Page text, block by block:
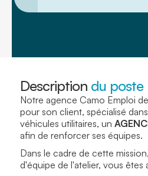
Description du poste
Notre agence Camo Emploi
pour son client, spécialisé
véhicules utilitaires, un
afin de renforcer ses équipes.
Dans le cadre de cette
d'équipe de l'atelier, vous êtes